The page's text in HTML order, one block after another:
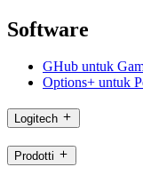
Software
GHub untuk
Options+ untuk
Logitech
Prodotti